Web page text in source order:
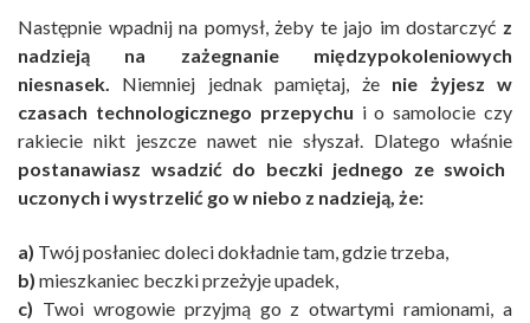
Następnie wpadnij na pomysł, żeby te jajo im dostarczyć z
nadzieją na zażegnanie międzypokoleniowych
niesnasek.
Niemniej jednak pamiętaj, że nie żyjesz w
czasach technologicznego przepychu i o samolocie czy
rakiecie nikt jeszcze nawet nie słyszał. Dlatego właśnie
postanawiasz wsadzić do beczki jednego ze swoich
uczonych i wystrzelić go w niebo z nadzieją, że:
a) Twój posłaniec doleci dokładnie tam, gdzie trzeba,
b) mieszkaniec beczki przeżyje upadek,
c) Twoi wrogowie przyjmą go z otwartymi ramionami, a